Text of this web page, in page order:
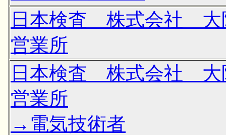
日本検査 株式会社 大
営業所
日本検査 株式会社 大
営業所
→電気技術者